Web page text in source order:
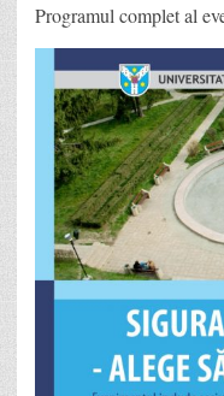
Programul complet al